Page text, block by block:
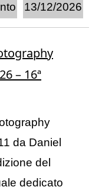
13/12/2026
– 16ª
da Daniel
del
dedicato